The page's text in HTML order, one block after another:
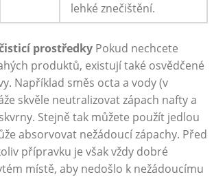
lehké znečištění.
prostředkyPokud nechcete
produktů, existují také osvědčené
Například směs octa a vody (v
skvěle neutralizovat zápach nafty a
Stejně tak můžete použít jedlou
absorvovat nežádoucí zápachy. Před
přípravku je však vždy dobré
místě, aby nedošlo k nežádoucímu